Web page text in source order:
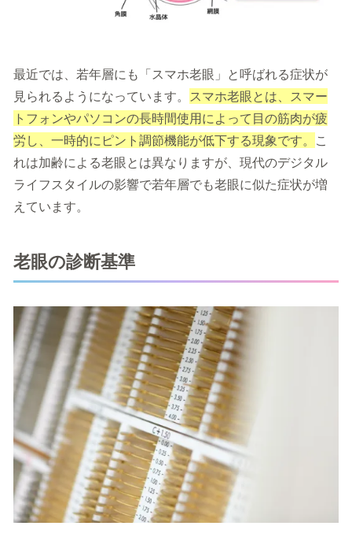
最近では、若年層にも「スマホ老眼」と呼ばれる症状が
見られるようになっています。 スマホ老眼とは、スマー
トフォンやパソコンの長時間使用によって目の筋肉が疲
労し、一時的にピント調節機能が低下する現象です。 こ
れは加齢による老眼とは異なりますが、現代のデジタル
ライフスタイルの影響で若年層でも老眼に似た症状が増
えています。
老眼の診断基準